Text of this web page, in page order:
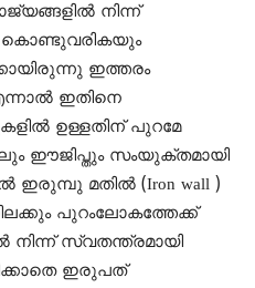
നിന്ന്
ഇത്തരം
ഇതിനെ
ഉള്ളതിന് പുറമേ
ഈജിപ്തും സംയുക്തമായി
ഇരുമ്പു മതില്‍ (Iron wall )
പുറംലോകത്തേക്ക്
സ്വതന്ത്രമായി
ഇരുപത്